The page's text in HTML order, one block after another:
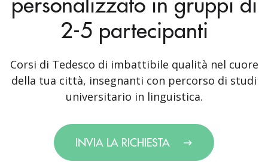
2-5 partecipanti
Corsi di Tedesco di imbattibile qualità nel cuore
della tua città, insegnanti con percorso di studi
universitario in linguistica.
INVIA LA RICHIESTA